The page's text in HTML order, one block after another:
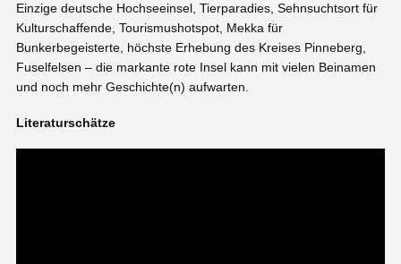
Einzige deutsche Hochseeinsel, Tierparadies, Sehnsuchtsort für
Kulturschaffende, Tourismushotspot, Mekka für
Bunkerbegeisterte, höchste Erhebung des Kreises Pinneberg,
Fuselfelsen – die markante rote Insel kann mit vielen Beinamen
und noch mehr Geschichte(n) aufwarten.
Literaturschätze